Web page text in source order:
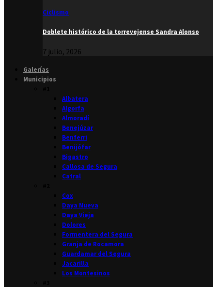
Ciclismo
Doblete histórico de la torrevejense Sandra Alonso
7 julio, 2026
Galerías
Municipios
Albatera
Algorfa
Almoradí
Benejúzar
Benferri
Benijófar
Bigastro
Callosa de Segura
Catral
Cox
Daya Nueva
Daya Vieja
Dolores
Formentera del Segura
Granja de Rocamora
Guardamar del Segura
Jacarilla
Los Montesinos